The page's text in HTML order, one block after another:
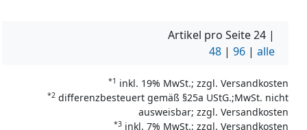
Artikel pro Seite24 |
48 | 96 | alle
*1 inkl. 19% MwSt.; zzgl. Versandkosten
*2 differenzbesteuert gemäß §25a UStG.;MwSt. nicht
ausweisbar; zzgl. Versandkosten
*3 inkl. 7% MwSt.; zzgl. Versandkosten